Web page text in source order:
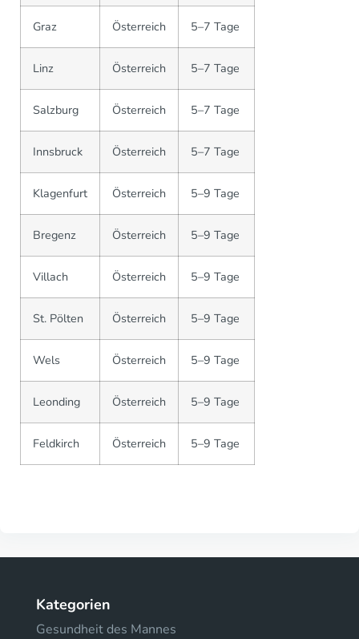
Graz Österreich 5–7 Tage
Linz Österreich 5–7 Tage
Salzburg Österreich 5–7 Tage
Innsbruck Österreich 5–7 Tage
Klagenfurt Österreich 5–9 Tage
Bregenz Österreich 5–9 Tage
Villach Österreich 5–9 Tage
St. Pölten Österreich 5–9 Tage
Wels Österreich 5–9 Tage
Leonding Österreich 5–9 Tage
Feldkirch Österreich 5–9 Tage
Kategorien
Gesundheit des Mannes